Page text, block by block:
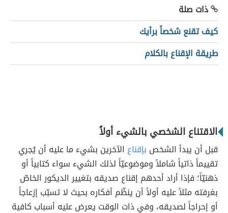
ذات صلة
كيف تقنع شخصاً برأيك
طريقة الإقناع بالكلام
الاقتناع الشخصي بالشيء أولاً
قبل أن يبدأ الشخص بإقناع الآخرين بشيء ما عليه أن يُجري
تقييماً ذاتياً شاملاً وموضوعيّاً لذلك الشيء سواء كتابياً أو
ذهنيّاً؛ فإذا أراد أحدهم إقناع صديقه بتغيير الديكور الخاصّ
بغرفته مثلاً عليه أولاً أن ينظّم أفكاره بحيث لا تسبّب إزعاجاً
أو إحراجاً لصديقه، وفي ذات الوقت يعرض عليه أسباب كافية